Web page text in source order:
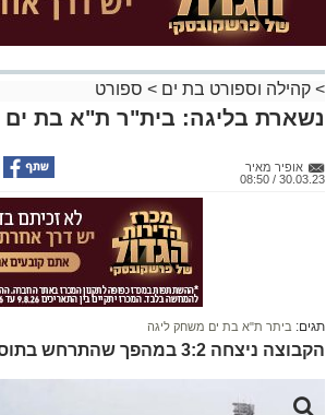
> קהילה וספורט בת ים > ספורט
נשארת בליגה: בית"ר ת"א בת ים
אופיר מאיר
30.03.23 / 08:50
תגים: ביתר ת"א בת ים משחק ליגה
הקבוצה ניצחה 3:2 במהפך שהתרחש בתוספת הזמן.